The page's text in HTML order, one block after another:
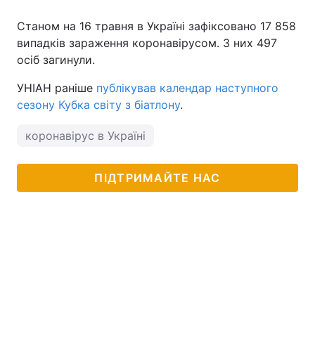
Станом на 16 травня в Україні зафіксовано 17 858
випадків зараження коронавірусом. З них 497
осіб загинули.
УНІАН раніше публікував календар наступного
сезону Кубка світу з біатлону.
коронавірус в Україні
ПІДТРИМАЙТЕ НАС